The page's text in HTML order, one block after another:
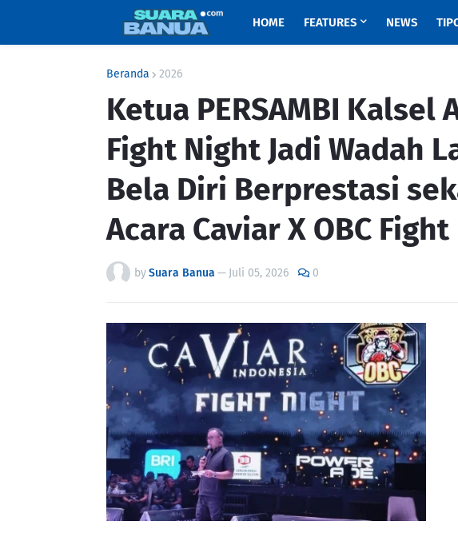
HOME FEATURES NEWS
Beranda 2026
Ketua PERSAMBI Kalsel
Fight Night Jadi Wadah
Bela Diri Berprestasi
Acara Caviar X OBC
bySuara Banua — Juli 05, 2026 0